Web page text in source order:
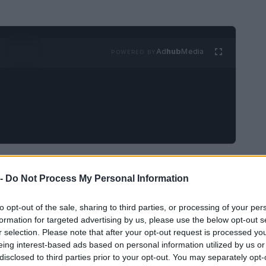
Do Not Process My Personal Information
opt-out of the sale, sharing to third parties, or processing of your
for targeted advertising by us, please use the below opt-out
selection. Please note that after your opt-out request is processed
interest-based ads based on personal information utilized by us
to third parties prior to your opt-out. You may separately
AdhubMedia
dell’anno, un momento in cui le tradizioni si
Ogni anno, milioni di persone in tutto il mondo
e eventi che celebrano la cultura e la
di Carnevale sono particolarmente vivaci,